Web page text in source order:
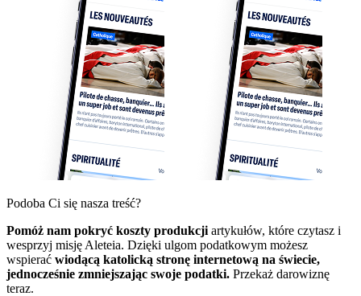
Podoba Ci się nasza treść?
Pomóż nam pokryć koszty produkcji artykułów, które czytasz i
wesprzyj misję Aleteia. Dzięki ulgom podatkowym możesz
wspierać wiodącą katolicką stronę internetową na świecie,
jednocześnie zmniejszając swoje podatki. Przekaż darowiznę
teraz.